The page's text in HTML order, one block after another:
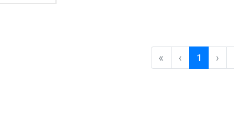
« ‹ 1 ›